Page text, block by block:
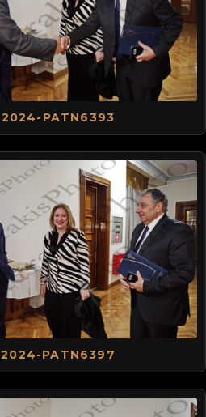
2024-PATN6393
2024-PATN6397